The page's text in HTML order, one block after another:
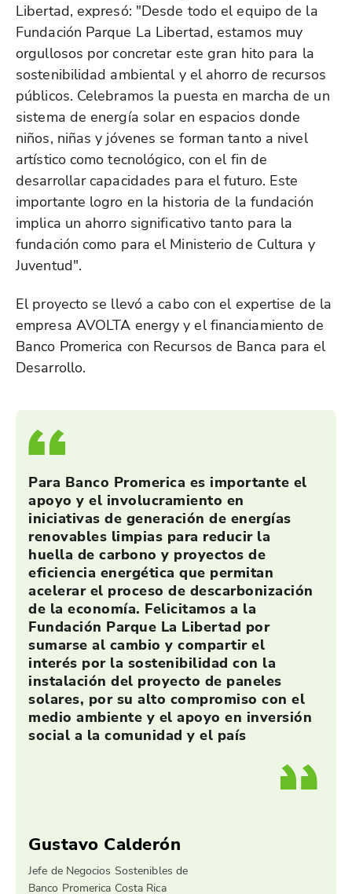
Libertad, expresó: "Desde todo el equipo de la
Fundación Parque La Libertad, estamos muy
orgullosos por concretar este gran hito para la
sostenibilidad ambiental y el ahorro de recursos
públicos. Celebramos la puesta en marcha de un
sistema de energía solar en espacios donde
niños, niñas y jóvenes se forman tanto a nivel
artístico como tecnológico, con el fin de
desarrollar capacidades para el futuro. Este
importante logro en la historia de la fundación
implica un ahorro significativo tanto para la
fundación como para el Ministerio de Cultura y
Juventud".
El proyecto se llevó a cabo con el expertise de la
empresa AVOLTA energy y el financiamiento de
Banco Promerica con Recursos de Banca para el
Desarrollo.
Para Banco Promerica es importante el
apoyo y el involucramiento en
iniciativas de generación de energías
renovables limpias para reducir la
huella de carbono y proyectos de
eficiencia energética que permitan
acelerar el proceso de descarbonización
de la economía. Felicitamos a la
Fundación Parque La Libertad por
sumarse al cambio y compartir el
interés por la sostenibilidad con la
instalación del proyecto de paneles
solares, por su alto compromiso con el
medio ambiente y el apoyo en inversión
social a la comunidad y el país
Gustavo Calderón
Jefe de Negocios Sostenibles de
Banco Promerica Costa Rica